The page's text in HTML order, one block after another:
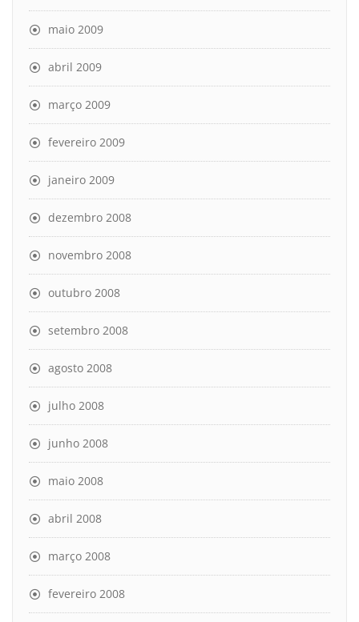
maio 2009
abril 2009
março 2009
fevereiro 2009
janeiro 2009
dezembro 2008
novembro 2008
outubro 2008
setembro 2008
agosto 2008
julho 2008
junho 2008
maio 2008
abril 2008
março 2008
fevereiro 2008